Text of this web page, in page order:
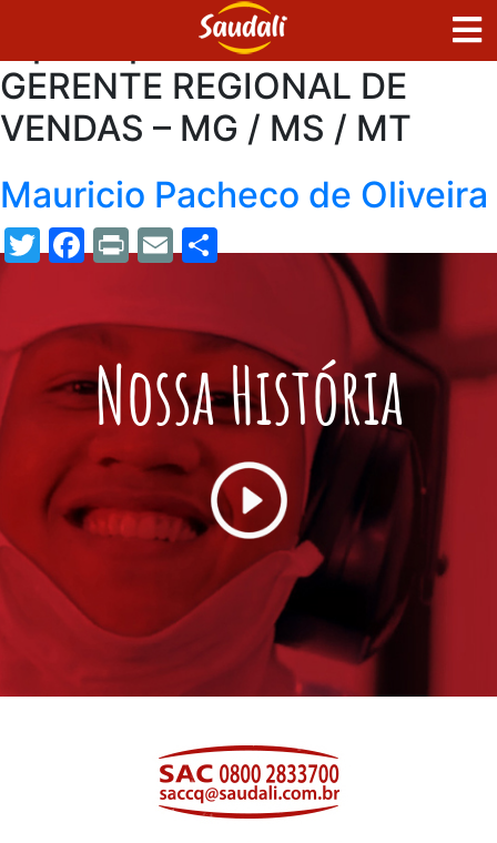
Tipo Representante:
GERENTE REGIONAL DE
VENDAS – MG / MS / MT
Mauricio Pacheco de Oliveira
Twitter
Facebook
PrintEmailShare
Nossa História